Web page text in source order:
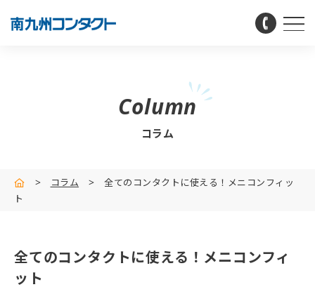
Column
コラム
> コラム >全てのコンタクトに使える！メニコンフィッ
ト
全てのコンタクトに使える！メニコンフィ
ット